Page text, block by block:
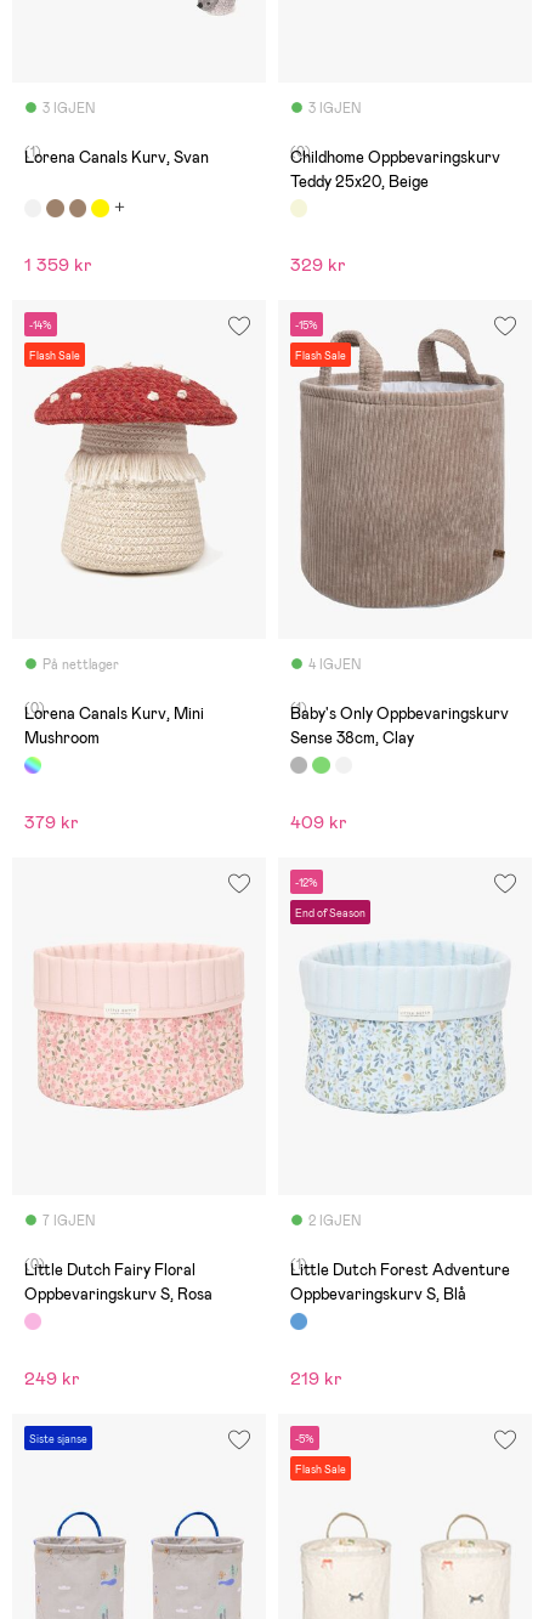
3 IGJEN
(1)
Lorena Canals Kurv, Svan
1 359 kr
3 IGJEN
(0)
Childhome Oppbevaringskurv
Teddy 25x20, Beige
329 kr
-14%
Flash Sale
På nettlager
(0)
Lorena Canals Kurv, Mini
Mushroom
379 kr
-15%
Flash Sale
4 IGJEN
(1)
Baby's Only Oppbevaringskurv
Sense 38cm, Clay
409 kr
7 IGJEN
(0)
Little Dutch Fairy Floral
Oppbevaringskurv S, Rosa
249 kr
-12%
End of Season
2 IGJEN
(1)
Little Dutch Forest Adventure
Oppbevaringskurv S, Blå
219 kr
Siste sjanse -5%
Flash Sale